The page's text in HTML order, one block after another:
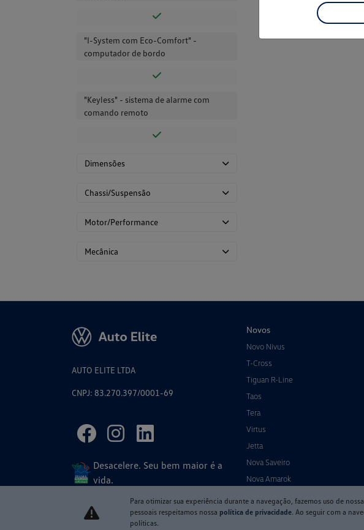
"I-System com Eco-Comfort" -
computador de bordo
"Keyless" - sistema de alarme com
comando remoto
Dimensões
Chassi/Suspensão
Motor/Performance
Mecânica
AUTO ELITE LTDA
CNPJ: 83.270.397/0001-69
Desacelere. Seu bem maior é a
vida.
Novos
Novo Nivus
T-Cross
Tiguan R-Line
Taos
Tera
Virtus
Jetta
Nova Saveiro
Nova Amarok
Para otimizar sua experiência durante a navegação, fazemos uso de
pessoais respeitamos nossa política de privacidade. Ao seguir com a
políticas.